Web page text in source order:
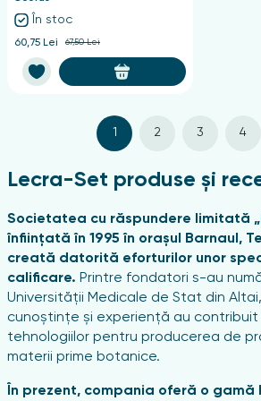
În stoc
60,75 Lei 67,50 Lei
1 2 3 4
Lecra-Set produse și
Societatea cu răspundere limitată
înființată în 1995 în orașul Barnaul,
creată datorită eforturilor unor
calificare. Printre fondatori s-au
Universității Medicale de Stat din
cunoștințe și experiență au
tehnologiilor pentru producerea de
materii prime botanice.
În prezent, compania oferă o gamă